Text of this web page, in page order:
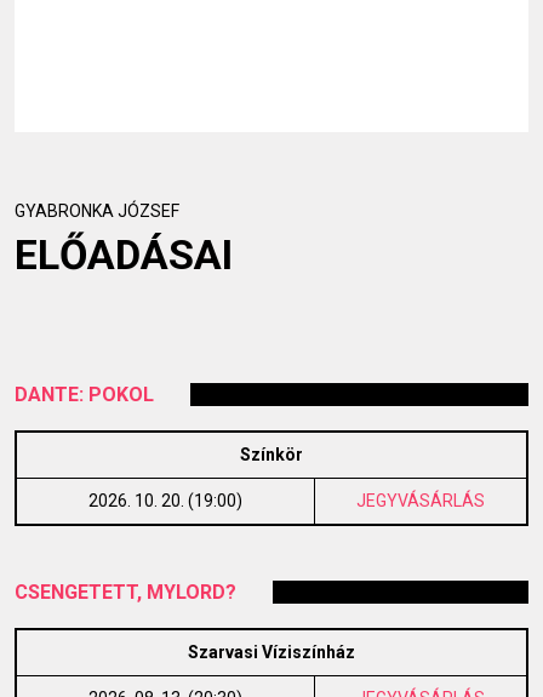
GYABRONKA JÓZSEF
ELŐADÁSAI
DANTE: POKOL
Színkör
2026. 10. 20. (19:00) JEGYVÁSÁRLÁS
CSENGETETT, MYLORD?
Szarvasi Víziszínház